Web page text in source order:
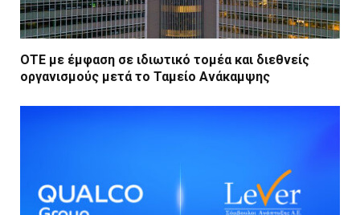
ΟΤΕ με έμφαση σε ιδιωτικό τομέα και διεθνείς
οργανισμούς μετά το Ταμείο Ανάκαμψης